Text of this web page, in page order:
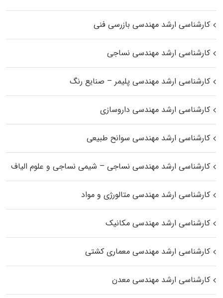
کارشناسی ارشد مهندسی بازرسی فنی
کارشناسی ارشد مهندسی نساجی
کارشناسی ارشد مهندسی پلیمر – صنایع رنگ
کارشناسی ارشد مهندسی داروسازی
کارشناسی ارشد مهندسی سوانح طبیعی
کارشناسی ارشد مهندسی نساجی – شیمی نساجی و علوم الیاف
کارشناسی ارشد مهندسی متالورژی و مواد
کارشناسی ارشد مهندسی مکانیک
کارشناسی ارشد مهندسی معماری کشتی
کارشناسی ارشد مهندسی معدن